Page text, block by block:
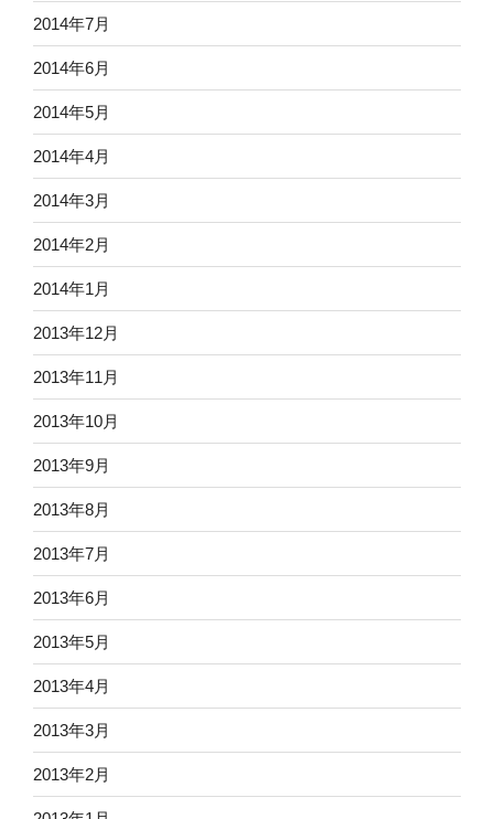
2014年7月
2014年6月
2014年5月
2014年4月
2014年3月
2014年2月
2014年1月
2013年12月
2013年11月
2013年10月
2013年9月
2013年8月
2013年7月
2013年6月
2013年5月
2013年4月
2013年3月
2013年2月